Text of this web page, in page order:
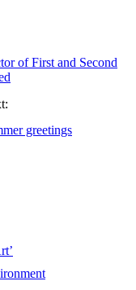
of First and Second
greetings